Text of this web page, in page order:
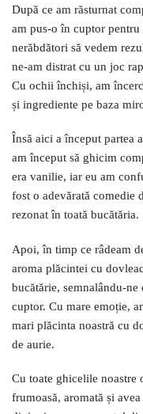
După ce am răsturnat
am pus-o în cuptor pentru
nerăbdători să vedem
ne-am distrat cu un joc
Cu ochii închiși, am
și ingrediente pe baza
Însă aici a început partea
am început să ghicim
era vanilie, iar eu am
fost o adevărată comedie
rezonat în toată bucătăria.
Apoi, în timp ce râdeam
aroma plăcintei cu
bucătărie, semnalându-
cuptor. Cu mare emoție,
mari plăcinta noastră cu
de aurie.
Cu toate ghicelile noastre
frumoasă, aromată și